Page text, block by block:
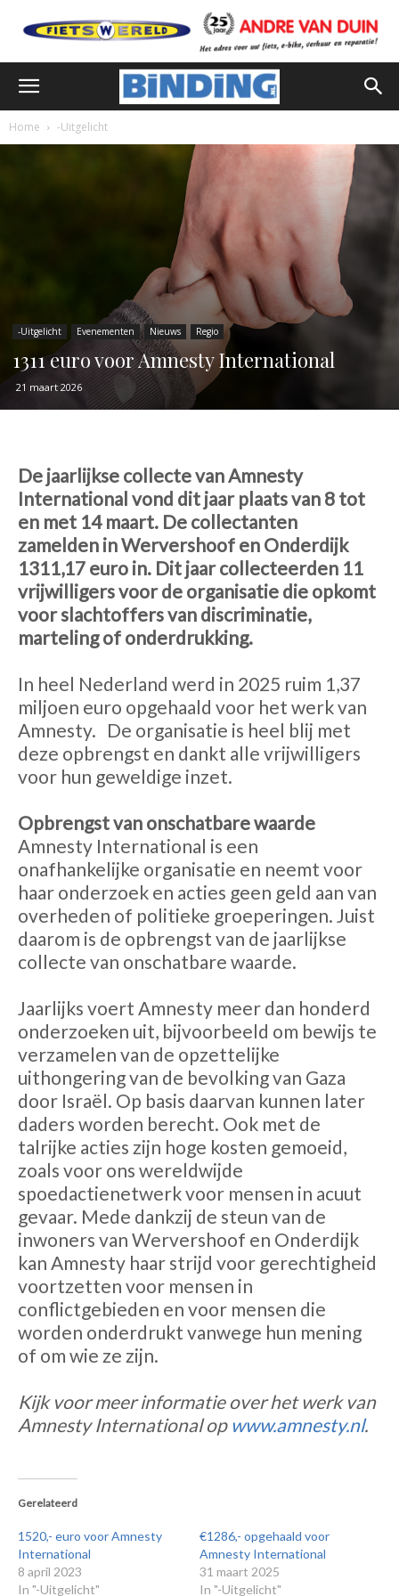
Home -Uitgelicht
-Uitgelicht Evenementen Nieuws Regio
1311 euro voor Amnesty International
21 maart 2026
De jaarlijkse collecte van Amnesty
International vond dit jaar plaats van 8 tot
en met 14 maart. De collectanten
zamelden in Wervershoof en Onderdijk
1311,17 euro in. Dit jaar collecteerden 11
vrijwilligers voor de organisatie die opkomt
voor slachtoffers van discriminatie,
marteling of onderdrukking.
In heel Nederland werd in 2025 ruim 1,37
miljoen euro opgehaald voor het werk van
Amnesty. De organisatie is heel blij met
deze opbrengst en dankt alle vrijwilligers
voor hun geweldige inzet.
Opbrengst van onschatbare waarde
Amnesty International is een
onafhankelijke organisatie en neemt voor
haar onderzoek en acties geen geld aan van
overheden of politieke groeperingen. Juist
daarom is de opbrengst van de jaarlijkse
collecte van onschatbare waarde.
Jaarlijks voert Amnesty meer dan honderd
onderzoeken uit, bijvoorbeeld om bewijs te
verzamelen van de opzettelijke
uithongering van de bevolking van Gaza
door Israël. Op basis daarvan kunnen later
daders worden berecht. Ook met de
talrijke acties zijn hoge kosten gemoeid,
zoals voor ons wereldwijde
spoedactienetwerk voor mensen in acuut
gevaar. Mede dankzij de steun van de
inwoners van Wervershoof en Onderdijk
kan Amnesty haar strijd voor gerechtigheid
voortzetten voor mensen in
conflictgebieden en voor mensen die
worden onderdrukt vanwege hun mening
of om wie ze zijn.
Kijk voor meer informatie over het werk van
Amnesty International op www.amnesty.nl.
Gerelateerd
1520,- euro voor Amnesty
International
8 april 2023
In "-Uitgelicht"
€1286,- opgehaald voor
Amnesty International
31 maart 2025
In "-Uitgelicht"